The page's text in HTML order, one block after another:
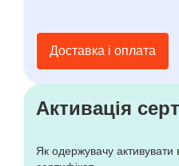
Доставка і оплата
Активація
Як одержувачу